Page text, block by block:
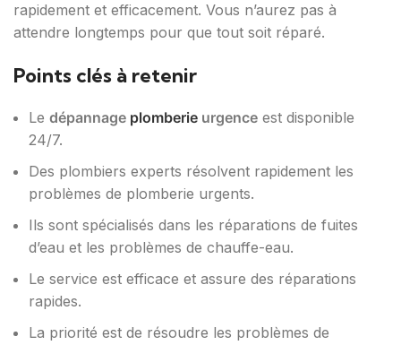
rapidement et efficacement. Vous n’aurez pas à
attendre longtemps pour que tout soit réparé.
Points clés à retenir
Le dépannage plomberie urgence est disponible
24/7.
Des plombiers experts résolvent rapidement les
problèmes de plomberie urgents.
Ils sont spécialisés dans les réparations de fuites
d’eau et les problèmes de chauffe-eau.
Le service est efficace et assure des réparations
rapides.
La priorité est de résoudre les problèmes de